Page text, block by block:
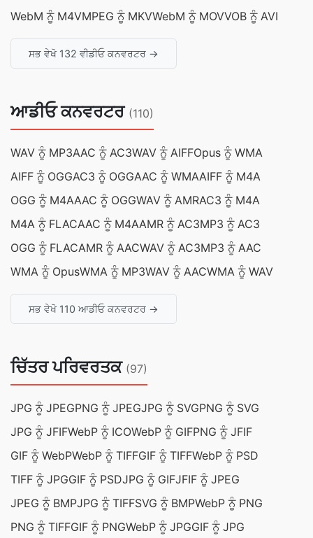
WebM ਨੂੰ M4VMPEG ਨੂੰ MKVWebM ਨੂੰ MOVVOB ਨੂੰ AVI
ਸਭ ਵੇਖੋ 132 ਵੀਡੀਓ ਕਨਵਰਟਰ →
ਆਡੀਓ ਕਨਵਰਟਰ (110)
WAV ਨੂੰ MP3AAC ਨੂੰ AC3WAV ਨੂੰ AIFFOpus ਨੂੰ WMA
AIFF ਨੂੰ OGGAC3 ਨੂੰ OGGAAC ਨੂੰ WMAAIFF ਨੂੰ M4A
OGG ਨੂੰ M4AAAC ਨੂੰ OGGWAV ਨੂੰ AMRAC3 ਨੂੰ M4A
M4A ਨੂੰ FLACAAC ਨੂੰ M4AAMR ਨੂੰ AC3MP3 ਨੂੰ AC3
OGG ਨੂੰ FLACAMR ਨੂੰ AACWAV ਨੂੰ AC3MP3 ਨੂੰ AAC
WMA ਨੂੰ OpusWMA ਨੂੰ MP3WAV ਨੂੰ AACWMA ਨੂੰ WAV
ਸਭ ਵੇਖੋ 110 ਆਡੀਓ ਕਨਵਰਟਰ →
ਚਿੱਤਰ ਪਰਿਵਰਤਕ (97)
JPG ਨੂੰ JPEGPNG ਨੂੰ JPEGJPG ਨੂੰ SVGPNG ਨੂੰ SVG
JPG ਨੂੰ JFIFWebP ਨੂੰ ICOWebP ਨੂੰ GIFPNG ਨੂੰ JFIF
GIF ਨੂੰ WebPWebP ਨੂੰ TIFFGIF ਨੂੰ TIFFWebP ਨੂੰ PSD
TIFF ਨੂੰ JPGGIF ਨੂੰ PSDJPG ਨੂੰ GIFJFIF ਨੂੰ JPEG
JPEG ਨੂੰ BMPJPG ਨੂੰ TIFFSVG ਨੂੰ BMPWebP ਨੂੰ PNG
PNG ਨੂੰ TIFFGIF ਨੂੰ PNGWebP ਨੂੰ JPGGIF ਨੂੰ JPG